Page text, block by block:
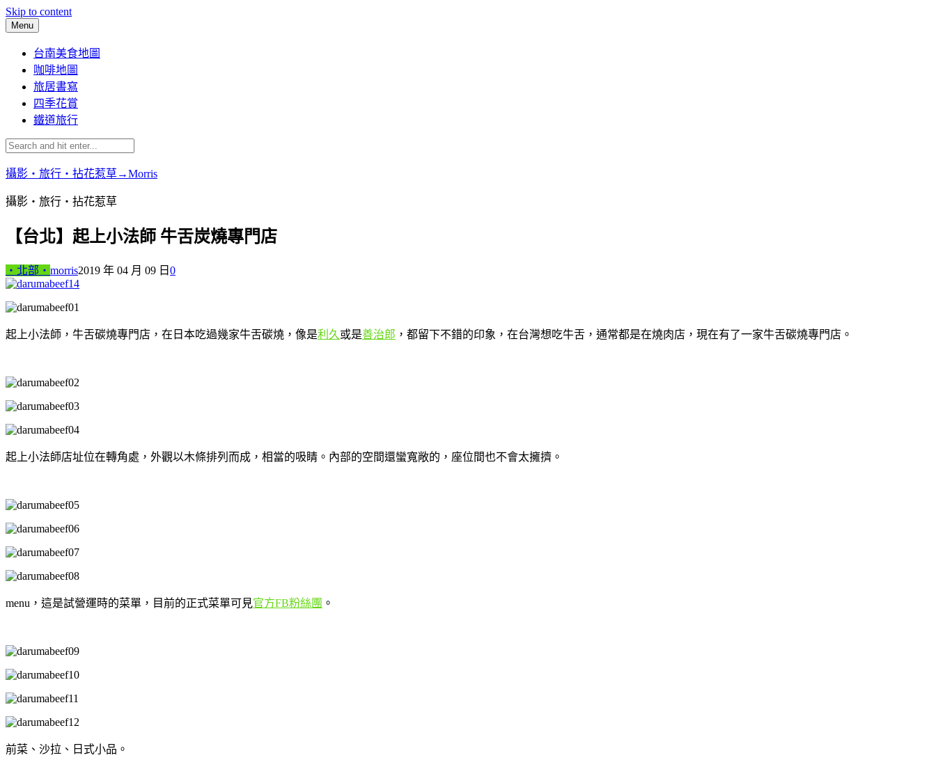
Skip to content
Menu
台南美食地圖
咖啡地圖
旅居書寫
四季花賞
鐵道旅行
攝影‧旅行‧拈花惹草→Morris
攝影‧旅行‧拈花惹草
【台北】起上小法師 牛舌炭燒專門店
‧北部‧ morris2019 年 04 月 09 日 0
起上小法師，牛舌碳燒專門店，在日本吃過幾家牛舌碳燒，像是利久 或是善治郎 ，都留下不錯的印象，在台灣想吃牛舌，通常都是在燒肉店，現在有了一家牛舌碳燒專門店。
起上小法師店址位在轉角處，外觀以木條排列而成，相當的吸睛。內部的空間還蠻寬敞的，座位間也不會太擁擠。
menu，這是試營運時的菜單，目前的正式菜單可見官方FB粉絲團 。
前菜、沙拉、日式小品。